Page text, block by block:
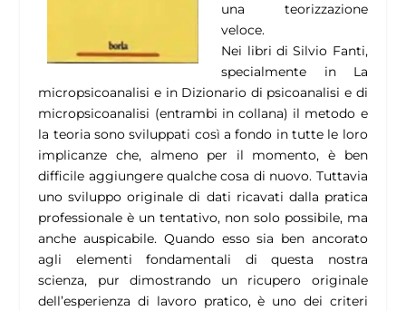
una teorizzazione
veloce.
Nei libri di Silvio Fanti,
specialmente in La
micropsicoanalisi e in Dizionario di psicoanalisi e di
micropsicoanalisi (entrambi in collana) il metodo e
la teoria sono sviluppati così a fondo in tutte le loro
implicanze che, almeno per il momento, è ben
difficile aggiungere qualche cosa di nuovo. Tuttavia
uno sviluppo originale di dati ricavati dalla pratica
professionale è un tentativo, non solo possibile, ma
anche auspicabile. Quando esso sia ben ancorato
agli elementi fondamentali di questa nostra
scienza, pur dimostrando un ricupero originale
dell’esperienza di lavoro pratico, è uno dei criteri